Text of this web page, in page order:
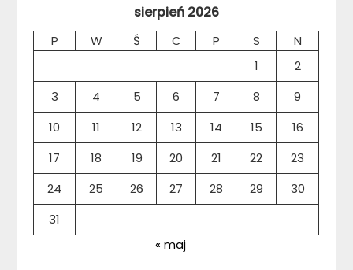
sierpień 2026
P W Ś C P S
N
1
2
3
4 5 6 7 8
9
10
11 12 13 14 15
16
17
18 19 20 21 22
23
24
25 26 27 28 29
30
31
« maj